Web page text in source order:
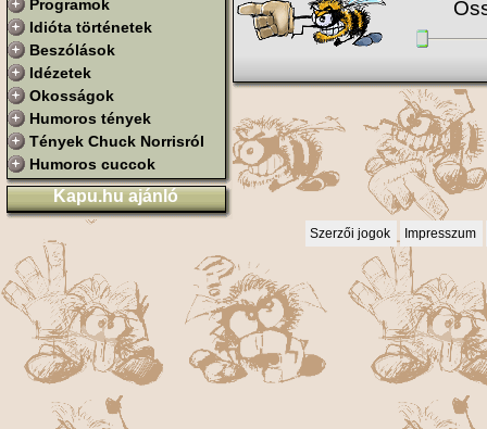
Programok
Idióta történetek
Beszólások
Idézetek
Okosságok
Humoros tények
Tények Chuck Norrisról
Humoros cuccok
Kapu.hu ajánló
Szerzői jogok Impresszum